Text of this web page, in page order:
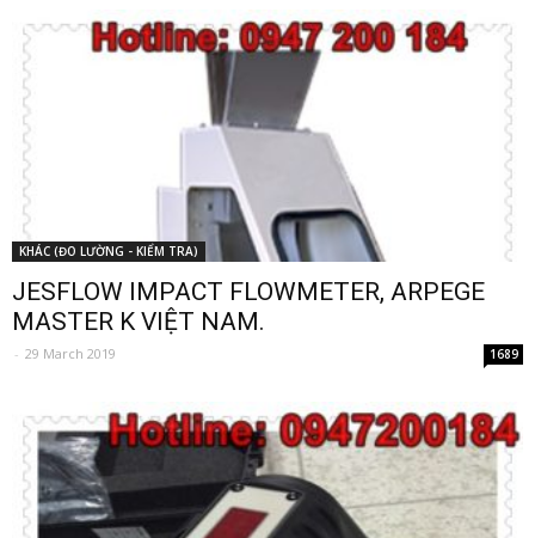
KHÁC (ĐO LƯỜNG - KIỂM TRA)
JESFLOW IMPACT FLOWMETER, ARPEGE
MASTER K VIỆT NAM.
- 29 March 2019 1689